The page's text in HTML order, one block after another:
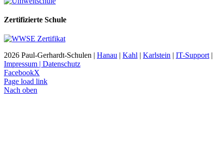
Zertifizierte Schule
2026 Paul-Gerhardt-Schulen | Hanau | Kahl | Karlstein | IT-Support |
Impressum | Datenschutz
FacebookX
Page load link
Nach oben